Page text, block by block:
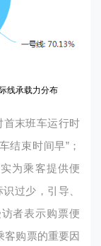
力分布
首末班车运行时
结束时间早”；
为乘客提供便
过少，引导、
者表示购票便
客购票的重要因